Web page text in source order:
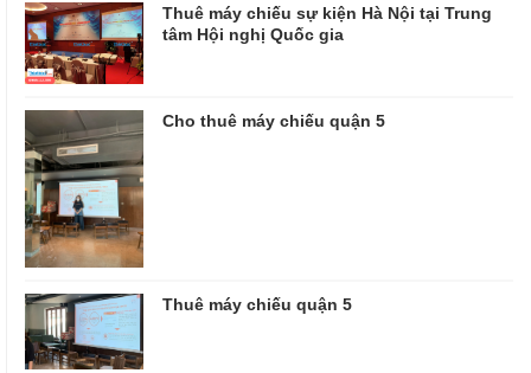
Thuê máy chiếu sự kiện Hà Nội tại Trung
tâm Hội nghị Quốc gia
Cho thuê máy chiếu quận 5
Thuê máy chiếu quận 5